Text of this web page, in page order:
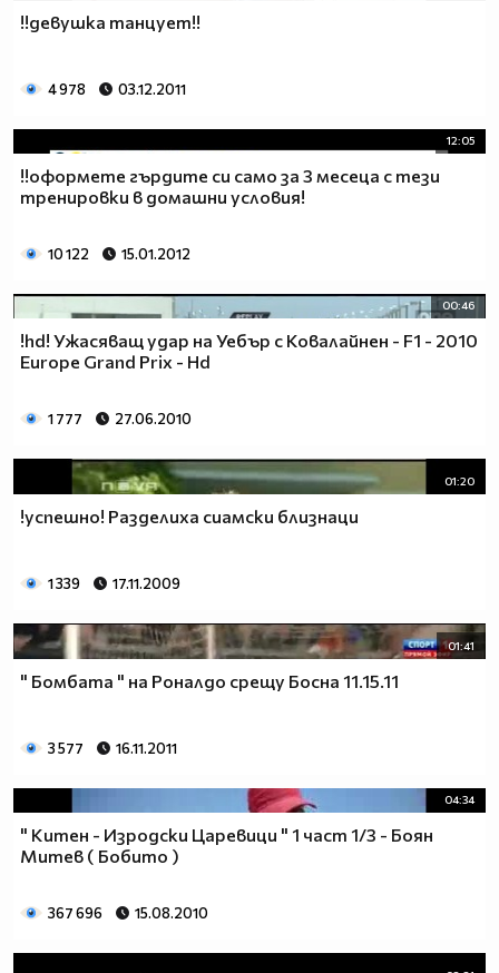
!!девушка танцует!!
4 978 03.12.2011
12:05
!!оформете гърдите си само за 3 месеца с тези
тренировки в домашни условия!
10 122 15.01.2012
00:46
!hd! Ужасяващ удар на Уебър с Ковалайнен - F1 - 2010
Europe Grand Prix - Hd
1 777 27.06.2010
01:20
!успешно! Разделиха сиамски близнаци
1 339 17.11.2009
01:41
" Бомбата " на Роналдо срещу Босна 11.15.11
3 577 16.11.2011
04:34
" Китен - Изродски Царевици " 1 част 1/3 - Боян
Митев ( Бобито )
367 696 15.08.2010